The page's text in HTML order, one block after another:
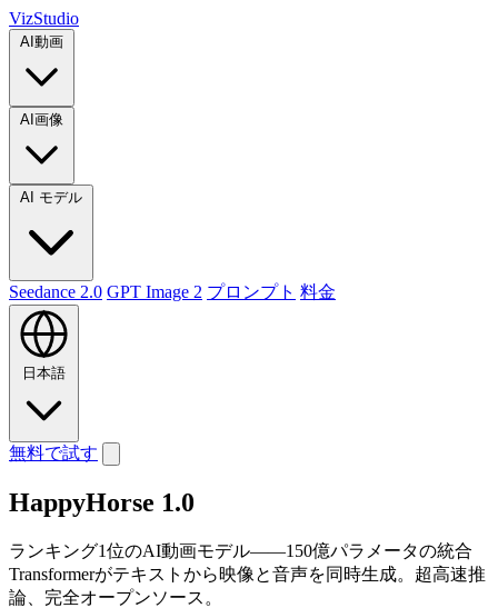
VizStudio
Seedance 2.0 GPT Image 2 プロンプト 料金
日本語
無料で試す
HappyHorse 1.0
ランキング1位のAI動画モデル——150億パラメータの統合
Transformerがテキストから映像と音声を同時生成。超高速推
論、完全オープンソース。